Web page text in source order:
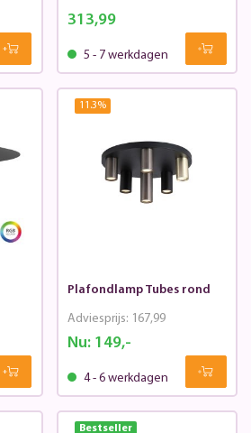
313,99
5 - 7 werkdagen
11.3%
Plafondlamp Tubes rond
Nu: 149,-
Adviesprijs: 167,99
4 - 6 werkdagen
Bestseller